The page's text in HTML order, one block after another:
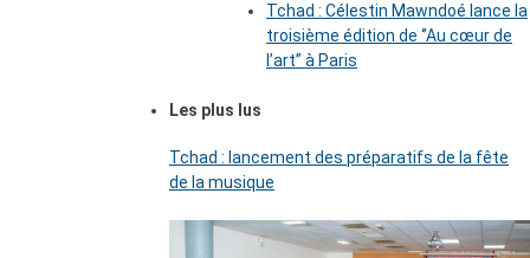
Tchad : Célestin Mawndoé lance la
troisième édition de ‘’Au cœur de
l’art’’ à Paris
Les plus lus
Tchad : lancement des préparatifs de la fête
de la musique